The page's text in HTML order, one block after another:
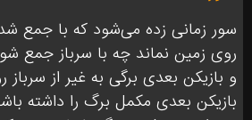
سور زمانی زده می‌شود که با جمع
روی زمین نماند چه با سرباز جمع
و بازیکن بعدی برگی به غیر از سرباز
بازیکن بعدی مکمل برگ را داشته